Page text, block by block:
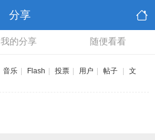
分享
我的分享 随便看看
音乐 Flash 投票 用户 帖子
文